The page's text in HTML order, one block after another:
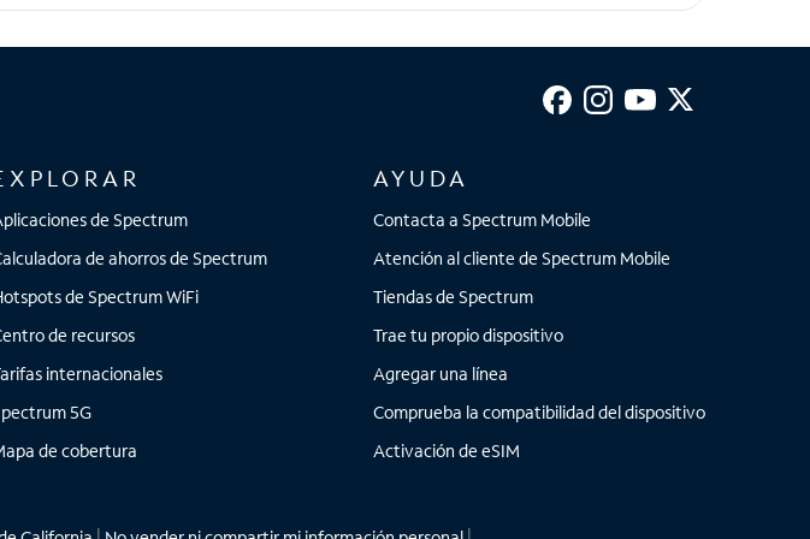
de Spectrum
de ahorros de Spectrum
de Spectrum WiFi
de recursos
internacionales
5G
de cobertura
AYUDA
Contacta a Spectrum Mobile
Atención al cliente de Spectrum Mobile
Tiendas de Spectrum
Trae tu propio dispositivo
Agregar una línea
Comprueba la compatibilidad del dispositivo
Activación de eSIM